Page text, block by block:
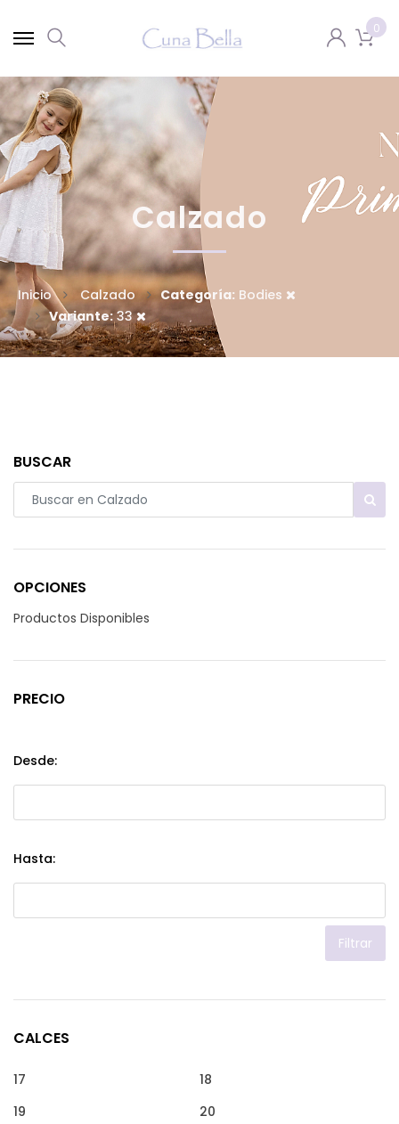
0
Calzado
Inicio Calzado Categoría: Bodies
Variante:33
BUSCAR
OPCIONES
Productos Disponibles
PRECIO
Desde:
Hasta:
Filtrar
CALCES
17
18
19
20